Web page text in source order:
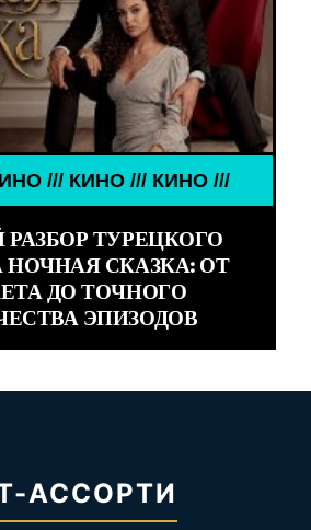
КИНО /// КИНО ///
ТУРЕЦКОГО
НОЧНАЯ СКАЗКА: ОТ
ДО ТОЧНОГО
ЭПИЗОДОВ
АССОРТИ